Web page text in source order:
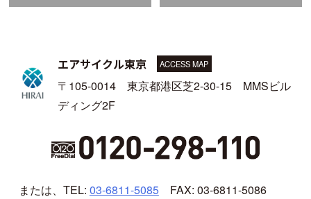
エアサイクル東京 ACCESS MAP
〒105-0014 東京都港区芝2-30-15 MMSビル
ディング2F
または、TEL: 03-6811-5085
FAX: 03-6811-5086